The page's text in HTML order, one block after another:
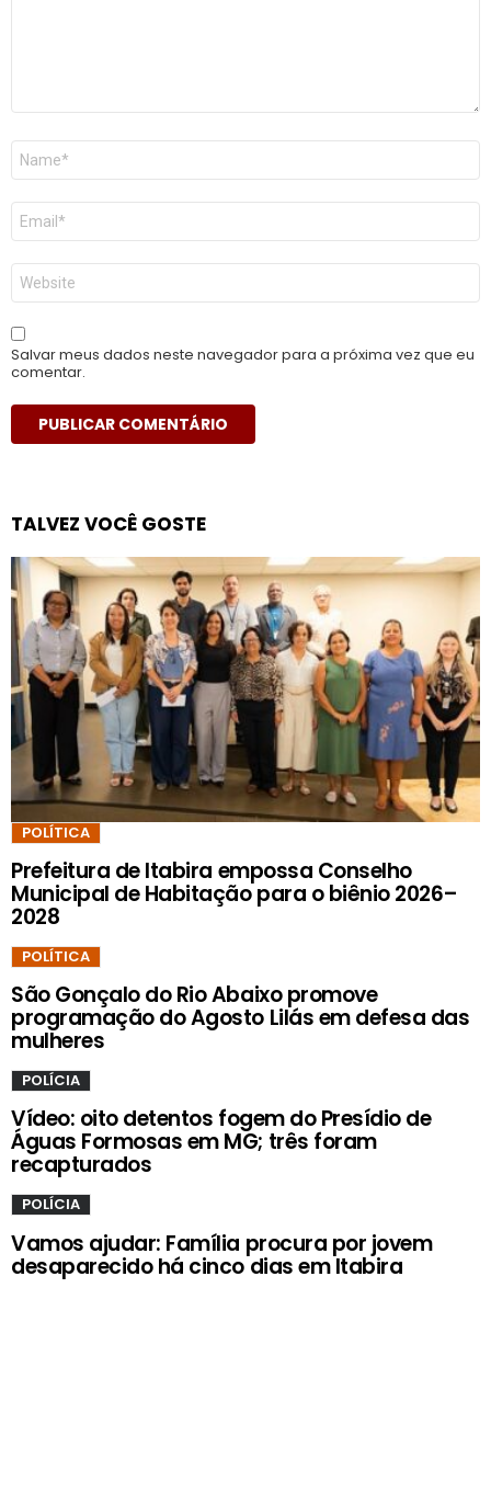
Nome
E-
mail
*
Site
Salvar meus dados neste navegador para a próxima vez que eu
comentar.
TALVEZ VOCÊ GOSTE
POLÍTICA
Prefeitura de Itabira empossa Conselho
Municipal de Habitação para o biênio 2026–
2028
POLÍTICA
São Gonçalo do Rio Abaixo promove
programação do Agosto Lilás em defesa das
mulheres
POLÍCIA
Vídeo: oito detentos fogem do Presídio de
Águas Formosas em MG; três foram
recapturados
POLÍCIA
Vamos ajudar: Família procura por jovem
desaparecido há cinco dias em Itabira